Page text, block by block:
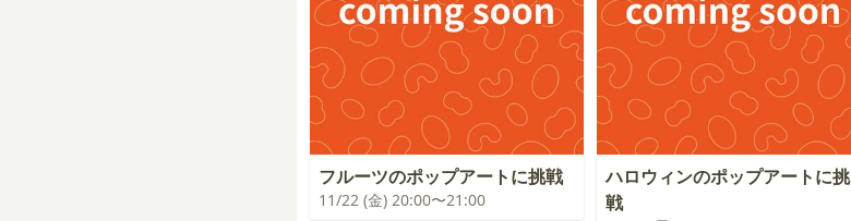
フルーツのポップアートに挑戦
11/22 (金) 20:00〜21:00
ハロウィンのポップアートに挑
戦